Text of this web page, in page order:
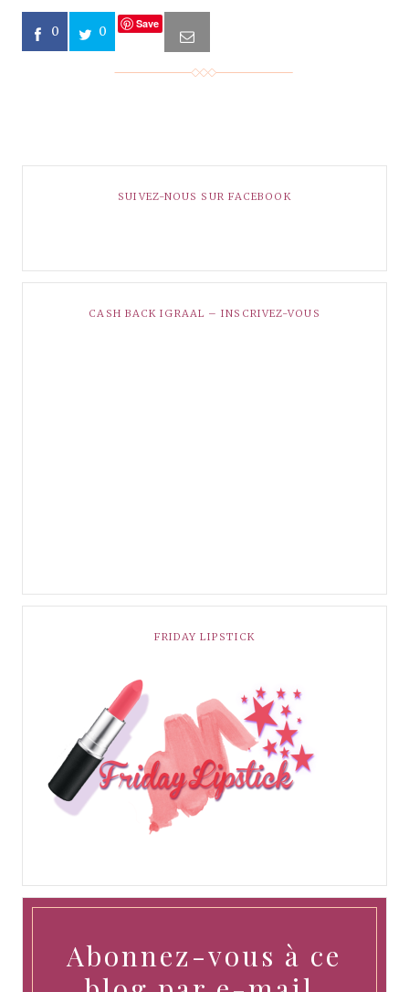
0 0
Save
SUIVEZ-NOUS SUR FACEBOOK
CASH BACK IGRAAL – INSCRIVEZ-VOUS
FRIDAY LIPSTICK
Abonnez-vous à ce